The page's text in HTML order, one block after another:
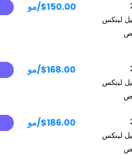
لينكس
$150.00/مو
لينكس
$168.00/مو
لينكس
$186.00/مو